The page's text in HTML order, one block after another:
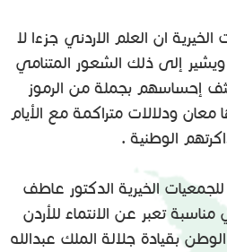
الخيرية ان العلم الاردني جزءا لا
ويشير إلى ذلك الشعور المتنامي
إحساسهم بجملة من الرموز
معان ودلالات متراكمة مع الأيام
الوطنية .
الخيرية الدكتور عاطف
تعبر عن الانتماء للأردن
بقيادة جلالة الملك عبدالله